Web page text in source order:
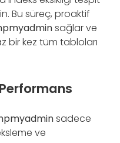
Bu süreç, proaktif
sağlar ve
bir kez tüm tabloları
sadece
ve